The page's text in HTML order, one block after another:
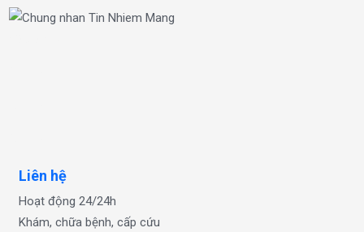
Liên hệ
Hoạt động 24/24h
Khám, chữa bệnh, cấp cứu